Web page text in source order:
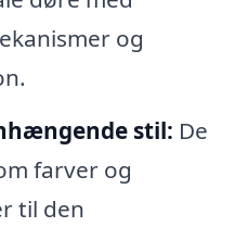
og
stil: De
farver og
til den